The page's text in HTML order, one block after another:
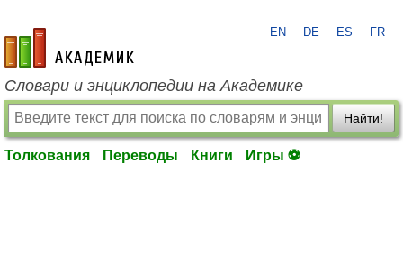
academic.ru
EN DE ES FR
Словари и энциклопедии на Академике
Найти!
Толкования Переводы Книги Игры ⚽